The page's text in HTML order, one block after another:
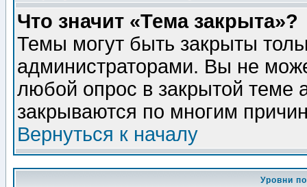
Что значит «Тема закрыта»?
Темы могут быть закрыты
администраторами. Вы не
любой опрос в закрытой теме
закрываются по многим
Вернуться к началу
Уровни